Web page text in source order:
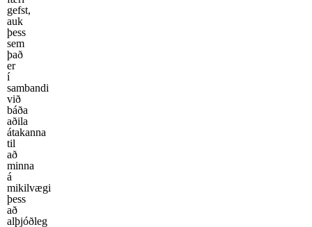
gefst,
auk
þess
sem
það
er
í
sambandi
við
báða
aðila
átakanna
til
að
minna
á
mikilvægi
þess
að
alþjóðleg